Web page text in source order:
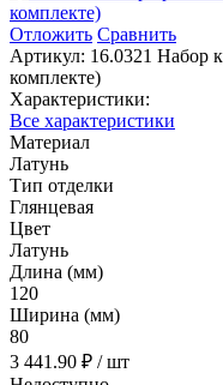
Отложить Сравнить
Артикул: 16.0321 Набор
комплекте)
Характеристики:
Все характеристики
Материал
Латунь
Тип отделки
Глянцевая
Цвет
Латунь
Длина (мм)
120
Ширина (мм)
80
3 441.90 ₽ / шт